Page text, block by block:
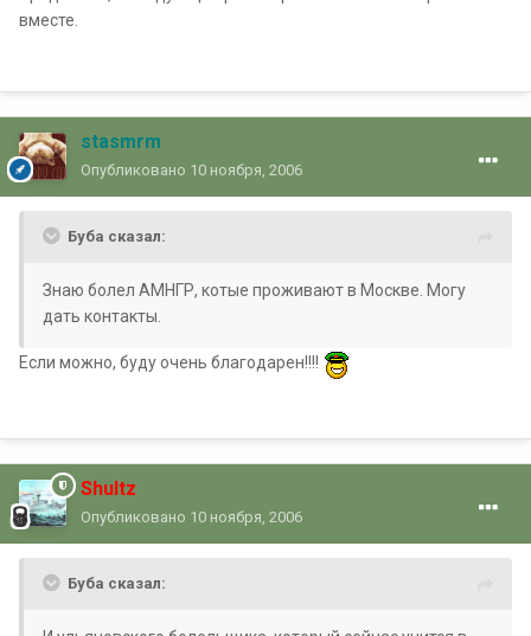
вместе.
stasmrm
Опубликовано 10 ноября, 2006
Буба сказал:
Знаю болел АМНГР, котые проживают в Москве. Могу
дать контакты.
Если можно, буду очень благодарен!!!!
Shultz
Опубликовано 10 ноября, 2006
Буба сказал: